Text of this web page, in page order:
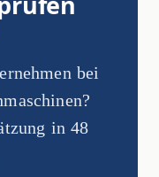
bei
in 48